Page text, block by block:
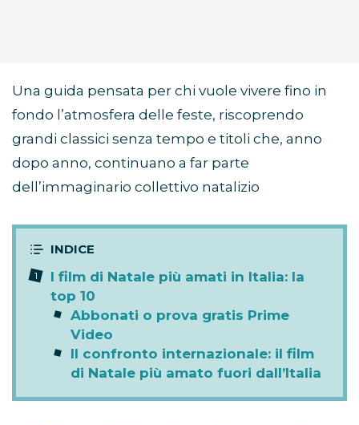
Una guida pensata per chi vuole vivere fino in
fondo l’atmosfera delle feste, riscoprendo
grandi classici senza tempo e titoli che, anno
dopo anno, continuano a far parte
dell’immaginario collettivo natalizio
I film di Natale più amati in Italia: la
top 10
Abbonati o prova gratis Prime
Video
Il confronto internazionale: il film
di Natale più amato fuori dall’Italia